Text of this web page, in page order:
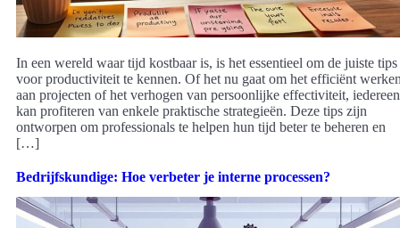
In een wereld waar tijd kostbaar is, is het essentieel om de juiste tips
voor productiviteit te kennen. Of het nu gaat om het efficiënt
aan projecten of het verhogen van persoonlijke effectiviteit, iedereen
kan profiteren van enkele praktische strategieën. Deze tips zijn
ontworpen om professionals te helpen hun tijd beter te beheren en
[…]
Bedrijfskundige: Hoe verbeter je interne processen?